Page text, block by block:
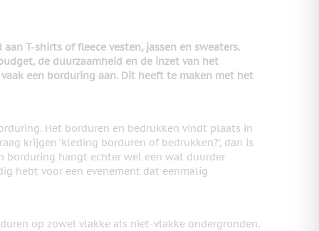
T-shirts of fleece vesten, jassen en sweaters.
de duurzaamheid en de inzet van het
een borduring aan. Dit heeft te maken met het
Het borduren en bedrukken vindt plaats in
krijgen ‘kleding borduren of bedrukken?’, dan is
borduring hangt echter wel een wat duurder
hebt voor een evenement dat eenmalig
op zowel vlakke als niet-vlakke ondergronden.